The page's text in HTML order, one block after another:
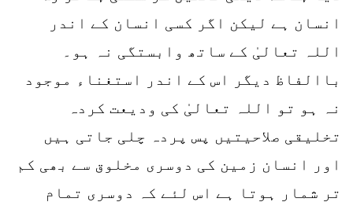
انسان ہے لیکن اگر کسی انسان کے اندر
اللہ تعالیٰ کے ساتھ وابستگی نہ ہو۔
باالفاظ دیگر اس کے اندر استغناء موجود
نہ ہو تو اللہ تعالیٰ کی ودیعت کردہ
تخلیقی صلاحیتیں پس پردہ چلی جاتی ہیں
اور انسان زمین کی دوسری مخلوق سے بھی کم
تر شمار ہوتا ہے اس لئے کہ دوسری تمام